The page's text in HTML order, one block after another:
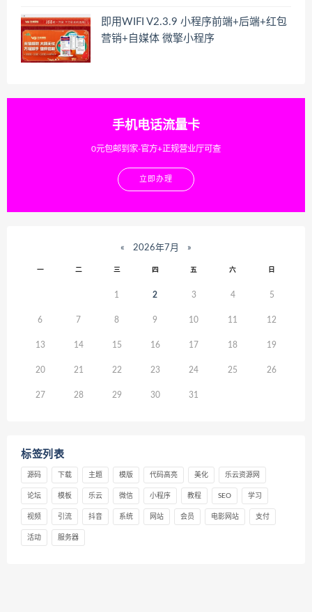
即用WIFI V2.3.9 小程序前端+后端+红包
营销+自媒体 微擎小程序
手机电话流量卡
0元包邮到家-官方+正规营业厅可查
立即办理
« 2026年7月 »
一 二 三 四 五 六 日
1 2 3 4 5
6 7 8 9 10 11 12
13 14 15 16 17 18 19
20 21 22 23 24 25 26
27 28 29 30 31
标签列表
源码 下载 主题 模版 代码高亮 美化 乐云资源网
论坛 模板 乐云 微信 小程序 教程 SEO 学习
视频 引流 抖音 系统 网站 会员 电影网站 支付
活动 服务器